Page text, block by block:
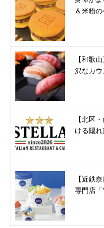
＆米粉の
【和歌
沢なカウ
【北区
ける隠れ
【近鉄
専門店「